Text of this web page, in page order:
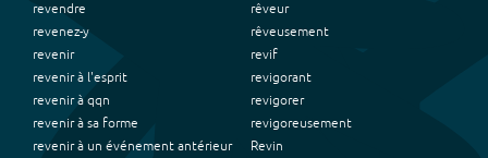
revendre
revenez-y
revenir
revenir à l'esprit
revenir à qqn
revenir à sa forme
revenir à un événement antérieur
rêveur
rêveusement
revif
revigorant
revigorer
revigoreusement
Revin